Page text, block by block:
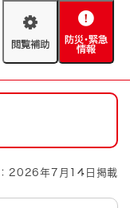
閲
助
防
緊
設置箇所
2026年7月14日掲載